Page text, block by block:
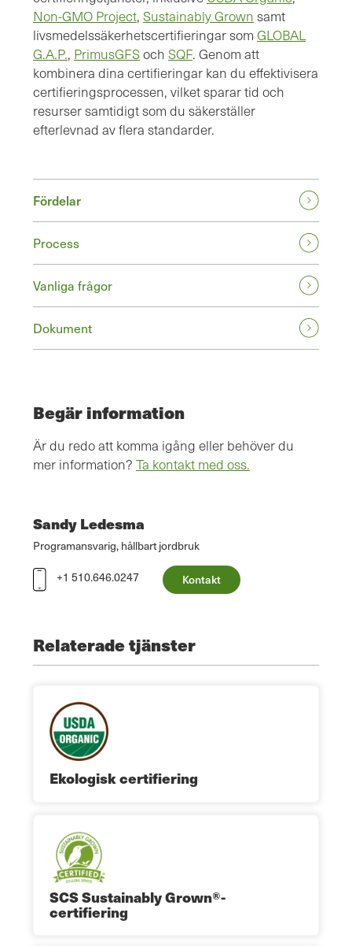
Non-GMO Project, Sustainably Grown samt
livsmedelssäkerhetscertifieringar som GLOBAL
G.A.P., PrimusGFSoch SQF. Genom att
kombinera dina certifieringar kan du effektivisera
certifieringsprocessen, vilket sparar tid och
resurser samtidigt som du säkerställer
efterlevnad av flera standarder.
Fördelar
Process
Vanliga frågor
Dokument
Begär information
Är du redo att komma igång eller behöver du
mer information? Ta kontakt med oss.
Sandy Ledesma
Programansvarig, hållbart jordbruk
+1 510.646.0247
Kontakt
Relaterade tjänster
Ekologisk certifiering
SCS Sustainably Grown®-
certifiering